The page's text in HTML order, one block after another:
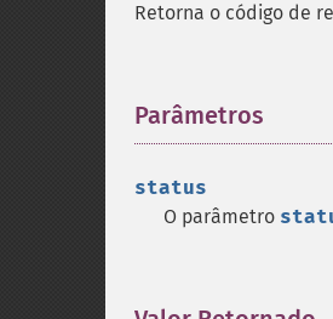
Retorna o código de
Parâmetros
status
O parâmetro